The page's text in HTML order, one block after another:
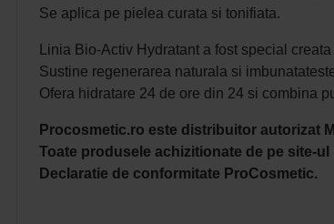
Se aplica pe pielea curata si tonifiata.
Linia Bio-Activ Hydratant a fost special
Sustine regenerarea naturala si
Ofera hidratare 24 de ore din 24 si combina
Procosmetic.ro este distribuitor autorizat
Toate produsele achizitionate de pe site-
Declaratie de conformitate ProCosmetic.